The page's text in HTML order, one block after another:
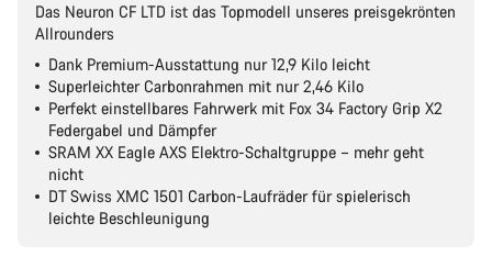
Das Neuron CF LTD ist das Topmodell unseres preisgekrönten
Allrounders
Dank Premium-Ausstattung nur 12,9 Kilo leicht
Superleichter Carbonrahmen mit nur 2,46 Kilo
Perfekt einstellbares Fahrwerk mit Fox 34 Factory Grip X2
Federgabel und Dämpfer
SRAM XX Eagle AXS Elektro-Schaltgruppe – mehr geht
nicht
DT Swiss XMC 1501 Carbon-Laufräder für spielerisch
leichte Beschleunigung